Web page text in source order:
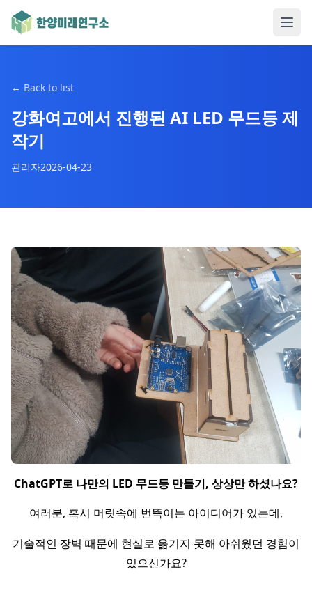
← Back to list
강화여고에서 진행된 AI LED 무드등 제
작기
관리자2026-04-23
ChatGPT로 나만의 LED 무드등 만들기, 상상만 하셨나요?
여러분, 혹시 머릿속에 번뜩이는 아이디어가 있는데,
기술적인 장벽 때문에 현실로 옮기지 못해 아쉬웠던 경험이
있으신가요?